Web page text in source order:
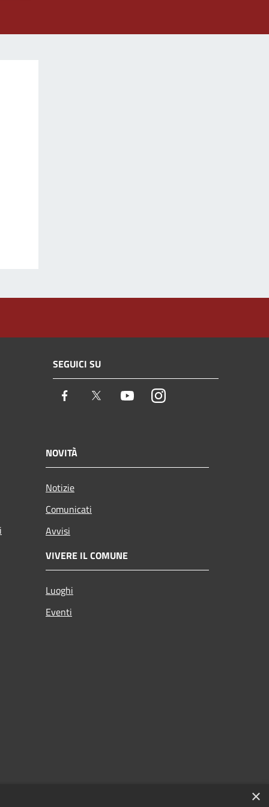
SEGUICI SU
Facebook Twitter YoutubeInstagram
NOVITÀ
Notizie
Comunicati
Avvisi
VIVERE IL COMUNE
Luoghi
Eventi
×